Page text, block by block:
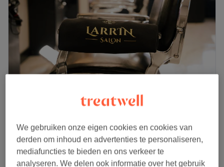
730 reviews
Vrouwen studenten- wassen+knippen+drogen
40 min
€50
Vrouwen - wassen, knippen & föhnen
€60
We gebruiken onze eigen cookies en cookies van
derden om inhoud en advertenties te personaliseren,
mediafuncties te bieden en ons verkeer te
analyseren. We delen ook informatie over het gebruik